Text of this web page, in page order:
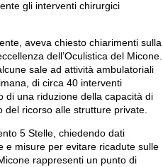
gli interventi chirurgici
aveva chiesto chiarimenti sulla
dell’Oculistica del Micone.
sale ad attività ambulatoriali
di circa 40 interventi
di una riduzione della capacità di
ricorso alle strutture private.
5 Stelle, chiedendo dati
e misure per evitare ricadute sulle
rappresenti un punto di